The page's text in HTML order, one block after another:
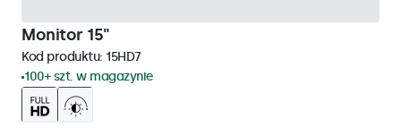
Monitor 15"
Kod produktu: 15HD7
100+ szt. w magazynie